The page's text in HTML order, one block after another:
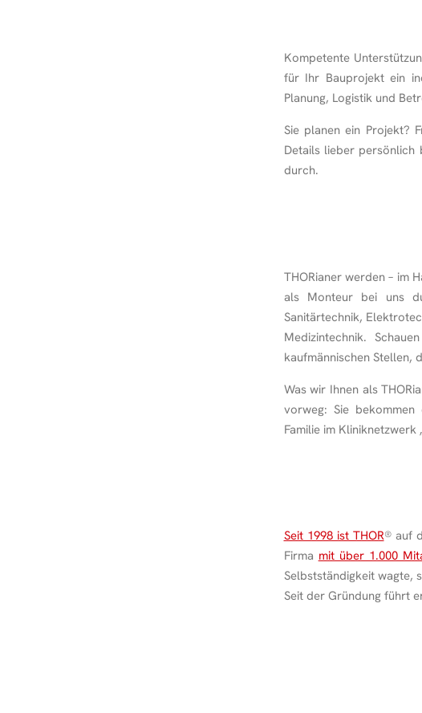
Kompetente
für Ihr Bauprojekt ein
Planung, Logistik und
Sie planen ein Projekt?
Details lieber persönlich
durch.
THORianer werden – im
als Monteur bei uns
Sanitärtechnik,
Medizintechnik.
kaufmännischen Stellen,
Was wir Ihnen als
vorweg: Sie
Familie im Kliniknetzwerk
Seit 1998 ist THOR® auf
Firma mit über 1.000
Selbstständigkeit wagte,
Seit der Gründung führt